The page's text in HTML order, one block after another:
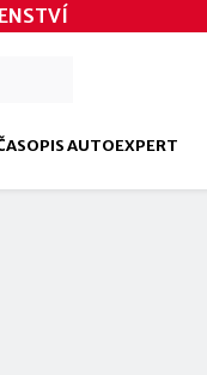
AUTOEXPERT